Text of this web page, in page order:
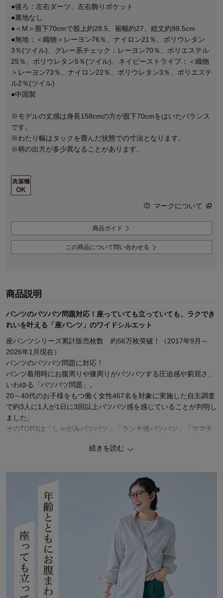
●後ろ：左右ダーツ、左右飾りポケット
●裏地なし
●＜M＞股下70cmで股上約28.5、裾幅約27、総丈約98.5cm
●無地：＜織物＞レーヨン76％、ナイロン21％、ポリウレタン
3％(ツイル)、グレー系チェック：レーヨン70％、ポリエステル
25％、ポリウレタン5％(ツイル)、ネイビーストライプ：＜織物
＞レーヨン73％、ナイロン22％、ポリウレタン3％、ポリエステ
ル2％(ツイル)
●中国製
※モデルの丈感は身長158cmの方が股下70cmをはいたバランス
です。
※わたり幅はタックを畳んだ状態での寸法となります。
※柄の出方が多少異なることがあります。
マークについて
商品ガイド
この商品について問い合わせる
商品説明
パンツのパツパツ問題対応！座っていても立っていても、ラクでき
れいを叶える「座パンツ」のワイドシルエット
座パンツシリーズ累計販売枚数 約56万枚突破！（2017年9月～
2026年1月現在）
パンツのパツパツ問題に対応！
パンツ着用時にお腹周りや膝周りがパツパツする圧迫感や窮屈さ、
いわゆる「パツパツ問題」。
20～40代のお子様をもつ働く女性467名を対象に実施した自主調査
で約3人に1人が1日に3回以上パツパツ感を感じていることが判明し
ました。
そのTOP3は「しゃがみパツパツ」「ランチ後パツパツ」「ママチ
・ウエストはタック仕様で、大人の体型に寄り添うゆとりのある設
・ウエスト裏側はぽっこりお腹をソフトにカバーする2重仕立て
・ウエストは幅広ゴムでくい込みにくく、らくちん
・座った時に開きにくいL字型のポケット
・広がりすぎないワイドなシルエットが脚のラインをさり気なく隠
せる
・股下は66、70cmの2レングスから選べる丈展開
―素材―
・ハイパーストレッチでとにかくストレスなし
・程よく厚みとハリのある素材で通勤にも相応しいきちんと感
続きを読む